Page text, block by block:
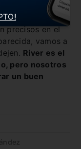
Tuvieron un
muy bien,
precisos en el
vamos a
River es el
pero nosotros
un buen